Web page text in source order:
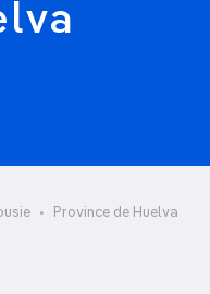
Province de Huelva